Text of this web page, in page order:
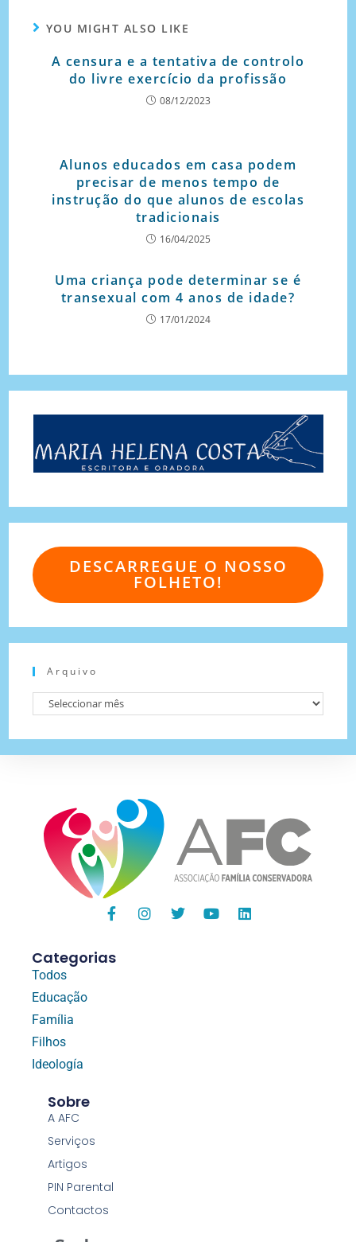
YOU MIGHT ALSO LIKE
A censura e a tentativa de controlo
do livre exercício da profissão
08/12/2023
Alunos educados em casa podem
precisar de menos tempo de
instrução do que alunos de escolas
tradicionais
16/04/2025
Uma criança pode determinar se é
transexual com 4 anos de idade?
17/01/2024
DESCARREGUE O NOSSO
FOLHETO!
Arquivo
Categorias
Todos
Educação
Família
Filhos
Ideología
Sobre
A AFC
Serviços
Artigos
PIN Parental
Contactos